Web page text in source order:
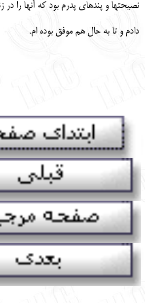
نصيحت‏ها و پندهاي پدرم بود كه آنها را
دادم و تا به حال هم موفق بوده‏ ام.